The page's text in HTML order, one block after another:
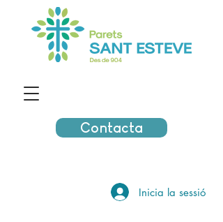
Inicia la sessió
Contacta